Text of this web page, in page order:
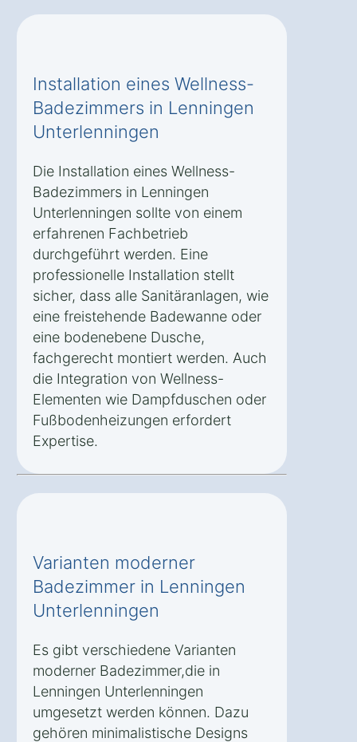
Installation eines Wellness-
Badezimmers in Lenningen
Unterlenningen
Die Installation eines Wellness-
Badezimmers in Lenningen
Unterlenningen sollte von einem
erfahrenen Fachbetrieb
durchgeführt werden. Eine
professionelle Installation stellt
sicher, dass alle Sanitäranlagen, wie
eine freistehende Badewanne oder
eine bodenebene Dusche,
fachgerecht montiert werden. Auch
die Integration von Wellness-
Elementen wie Dampfduschen oder
Fußbodenheizungen erfordert
Expertise.
Varianten moderner
Badezimmer in Lenningen
Unterlenningen
Es gibt verschiedene Varianten
moderner Badezimmer,die in
Lenningen Unterlenningen
umgesetzt werden können. Dazu
gehören minimalistische Designs